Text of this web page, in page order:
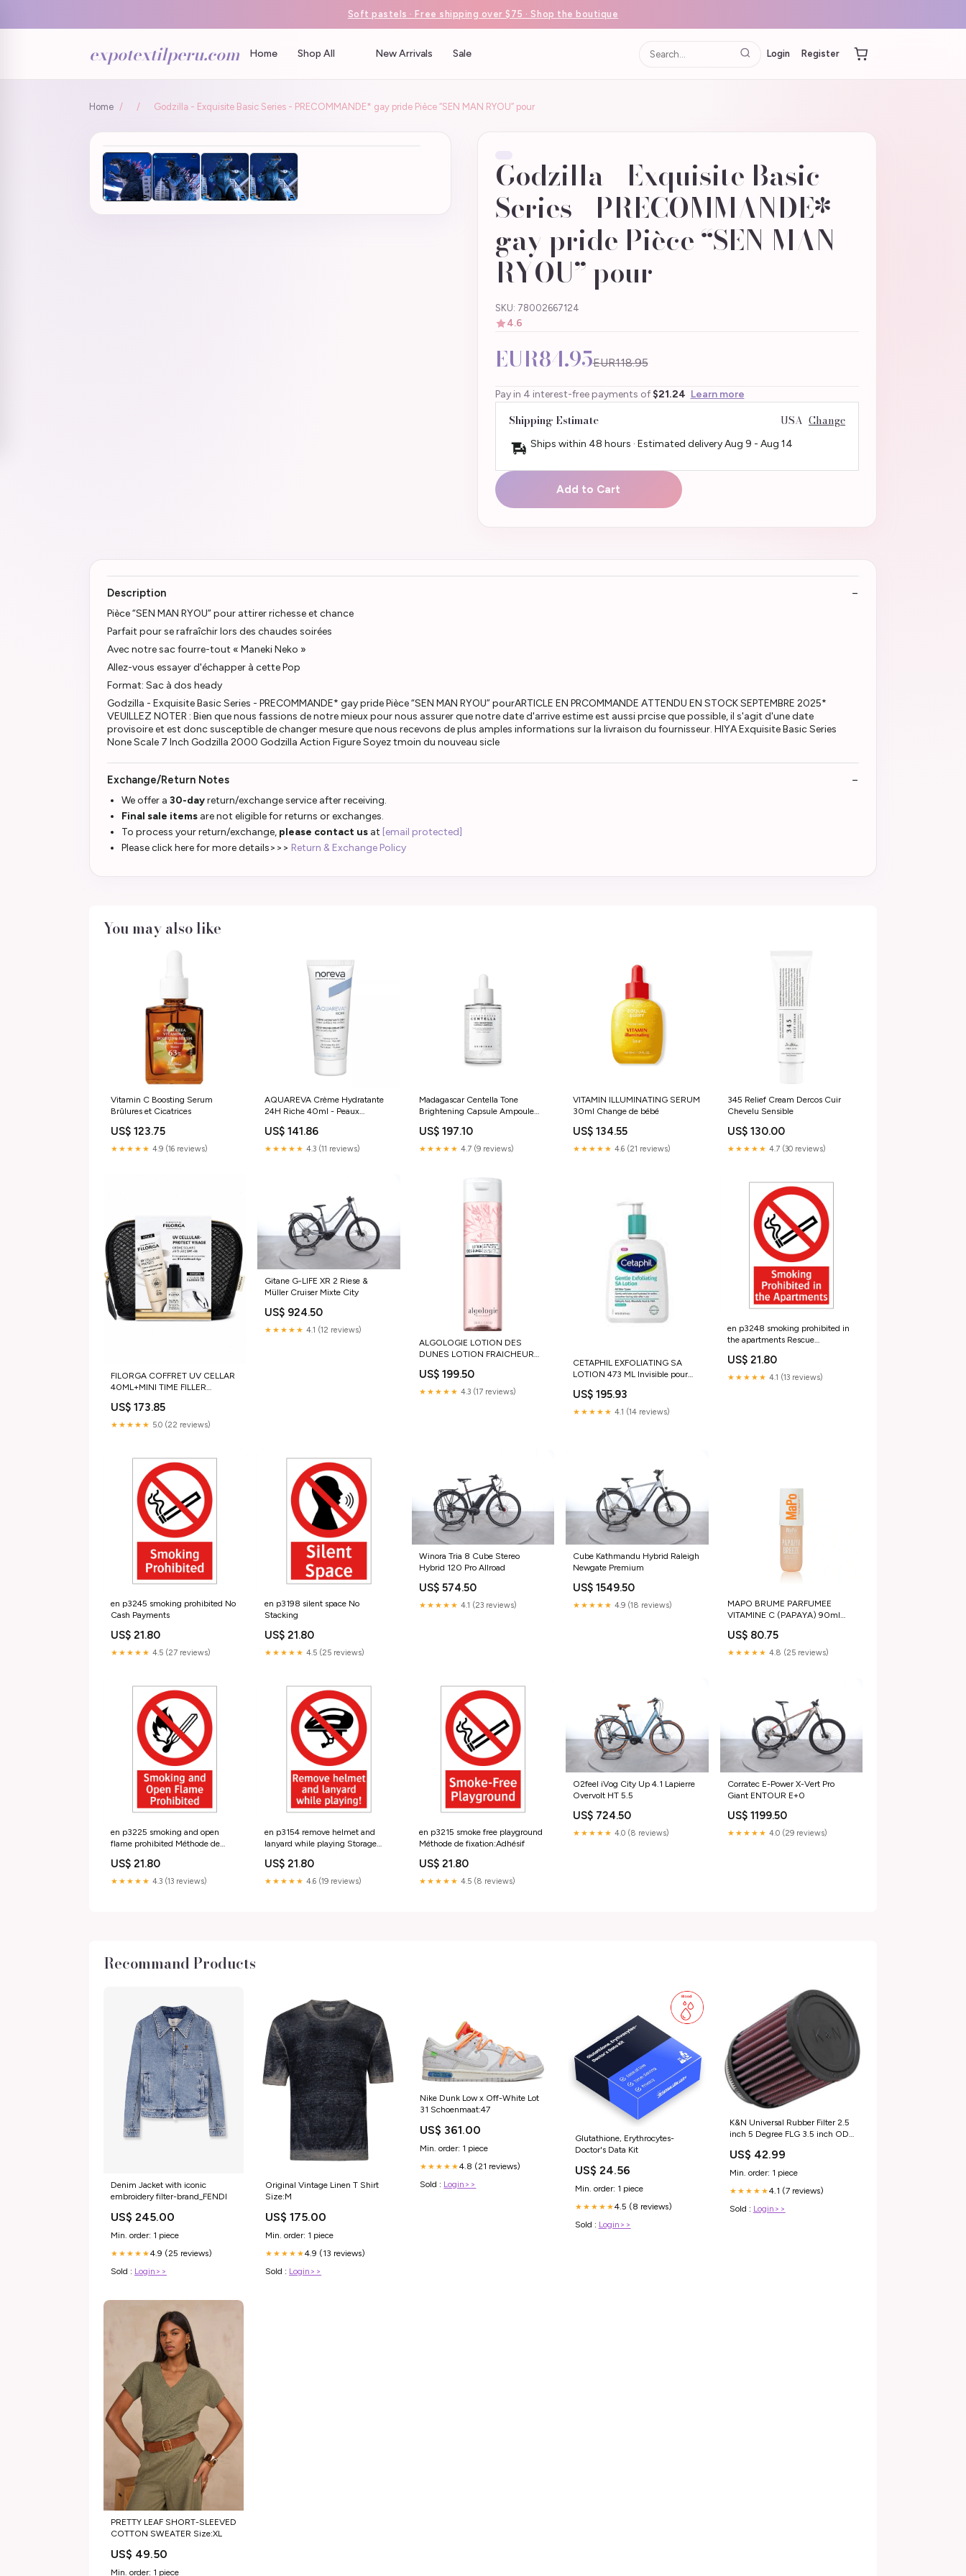
Soft pastels · Free shipping over $75 · Shop the boutique
expotextilperu.com Home Shop All New Arrivals Sale Login Register
Home / / Godzilla - Exquisite Basic Series - PRECOMMANDE* gay pride Pièce “SEN MAN RYOU” pour
Godzilla - Exquisite Basic
Series - PRECOMMANDE*
gay pride Pièce “SEN MAN
RYOU” pour
SKU: 78002667124
4.6
EUR84.95EUR118.95
Pay in 4 interest-free payments of $21.24 Learn more
Shipping Estimate USA Change
Ships within 48 hours · Estimated deliveryAug 9 - Aug 14
Add to Cart
Description
Pièce “SEN MAN RYOU” pour attirer richesse et chance
Parfait pour se rafraîchir lors des chaudes soirées
Avec notre sac fourre-tout « Maneki Neko »
Allez-vous essayer d'échapper à cette Pop
Format: Sac à dos heady
Godzilla - Exquisite Basic Series - PRECOMMANDE* gay pride Pièce “SEN MAN RYOU” pourARTICLE EN PRCOMMANDE ATTENDU EN STOCK SEPTEMBRE 2025*
VEUILLEZ NOTER : Bien que nous fassions de notre mieux pour nous assurer que notre date d'arrive estime est aussi prcise que possible, il s'agit d'une date
provisoire et est donc susceptible de changer mesure que nous recevons de plus amples informations sur la livraison du fournisseur. HIYA Exquisite Basic Series
None Scale 7 Inch Godzilla 2000 Godzilla Action Figure Soyez tmoin du nouveau sicle
Exchange/Return Notes
We offer a 30-dayreturn/exchange service after receiving.
Final sale items are not eligible for returns or exchanges.
To process your return/exchange, please contact us at [email protected]
Please click here for more details>>> Return & Exchange Policy
You may also like
Vitamin C Boosting Serum
Brûlures et Cicatrices
US$ 123.75
★★★★★ 4.9 (16 reviews)
AQUAREVA Crème Hydratante
24H Riche 40ml - Peaux
Sèches LCA Pharma
US$ 141.86
★★★★★ 4.3 (11 reviews)
Madagascar Centella Tone
Brightening Capsule Ampoule
US$ 197.10
★★★★★ 4.7 (9 reviews)
VITAMIN ILLUMINATING SERUM
30ml Change de bébé
US$ 134.55
★★★★★ 4.6 (21 reviews)
345 Relief Cream Dercos Cuir
Chevelu Sensible
US$ 130.00
★★★★★ 4.7 (30 reviews)
FILORGA COFFRET UV CELLAR
40ML+MINI TIME FILLER
Shampooing
US$ 173.85
★★★★★ 5.0 (22 reviews)
Gitane G-LIFE XR 2 Riese &
Müller Cruiser Mixte City
US$ 924.50
★★★★★ 4.1 (12 reviews)
ALGOLOGIE LOTION DES
DUNES LOTION FRAICHEUR
US$ 199.50
★★★★★ 4.3 (17 reviews)
CETAPHIL EXFOLIATING SA
LOTION 473 ML Invisible pour
US$ 195.93
★★★★★ 4.1 (14 reviews)
en p3248 smoking prohibited in
the apartments Rescue
US$ 21.80
★★★★★ 4.1 (13 reviews)
en p3245 smoking prohibited No
Cash Payments
US$ 21.80
★★★★★ 4.5 (27 reviews)
en p3198 silent space No
Stacking
US$ 21.80
★★★★★ 4.5 (25 reviews)
Winora Tria 8 Cube Stereo
Hybrid 120 Pro Allroad
US$ 574.50
★★★★★ 4.1 (23 reviews)
Cube Kathmandu Hybrid Raleigh
Newgate Premium
US$ 1549.50
★★★★★ 4.9 (18 reviews)
MAPO BRUME PARFUMEE
VITAMINE C (PAPAYA) 90ml
US$ 80.75
★★★★★ 4.8 (25 reviews)
en p3225 smoking and open
flame prohibited Méthode de
US$ 21.80
★★★★★ 4.3 (13 reviews)
en p3154 remove helmet and
lanyard while playing Storage
US$ 21.80
★★★★★ 4.6 (19 reviews)
en p3215 smoke free playground
Méthode de fixation:Adhésif
US$ 21.80
★★★★★ 4.5 (8 reviews)
O2feel iVog City Up 4.1 Lapierre
Overvolt HT 5.5
US$ 724.50
★★★★★ 4.0 (8 reviews)
Corratec E-Power X-Vert Pro
Giant ENTOUR E+0
US$ 1199.50
★★★★★ 4.0 (29 reviews)
Recommand Products
Denim Jacket with iconic
embroidery filter-brand_FENDI
US$ 245.00
Min. order: 1 piece
★★★★★4.9 (25 reviews)
Sold : Login>>
Original Vintage Linen T Shirt
Size:M
US$ 175.00
Min. order: 1 piece
★★★★★4.9 (13 reviews)
Sold : Login>>
Nike Dunk Low x Off-White Lot
31 Schoenmaat:47
US$ 361.00
Min. order: 1 piece
★★★★★4.8 (21 reviews)
Sold : Login>>
Glutathione, Erythrocytes-
Doctor's Data Kit
US$ 24.56
Min. order: 1 piece
★★★★★4.5 (8 reviews)
Sold : Login>>
K&N Universal Rubber Filter 2.5
inch 5 Degree FLG 3.5 inch OD
vt1300cr-stateline-esi7293443
US$ 42.99
Min. order: 1 piece
★★★★★4.1 (7 reviews)
Sold : Login>>
PRETTY LEAF SHORT-SLEEVED
COTTON SWEATER Size:XL
US$ 49.50
Min. order: 1 piece